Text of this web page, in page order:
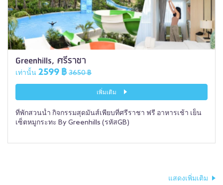
Greenhills, ศรีราชา
เท่านั้น 2599 ฿ 3650 ฿
เพิ่มเติม
ที่พักสวนน้ำ กิจกรรมสุดมันส์เพียบที่ศรีราชา ฟรี อาหารเช้า เย็น
เซ็ตหมูกระทะ By Greenhills (รหัสGB)
แสดงเพิ่มเติม